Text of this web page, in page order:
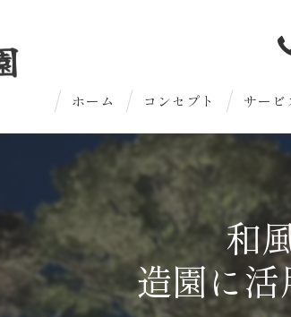
ホーム コンセプト
はじめてのお客様へ
サービ
剪定
伐採
除草
和
造園に